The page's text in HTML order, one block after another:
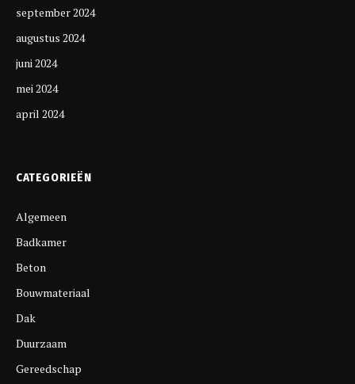
september 2024
augustus 2024
juni 2024
mei 2024
april 2024
CATEGORIEËN
Algemeen
Badkamer
Beton
Bouwmateriaal
Dak
Duurzaam
Gereedschap